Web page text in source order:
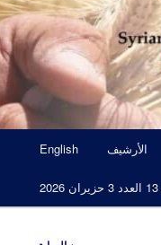
English الأرشيف